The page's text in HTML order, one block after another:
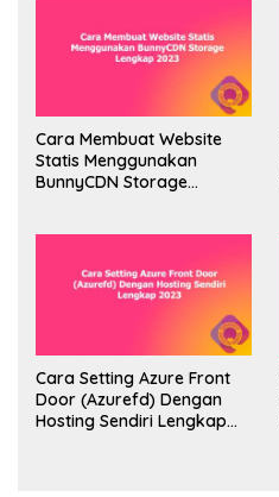
Cara Membuat Website
Statis Menggunakan
BunnyCDN Storage
Cara Setting Azure Front
Door (Azurefd) Dengan
Hosting Sendiri Lengkap